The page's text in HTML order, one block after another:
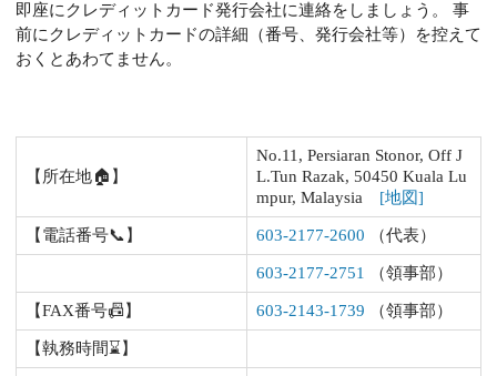
即座にクレディットカード発行会社に連絡をしましょう。 事
前にクレディットカードの詳細（番号、発行会社等）を控えて
おくとあわてません。
【所在地🏠】
No.11, Persiaran Stonor, Off J
L.Tun Razak, 50450 Kuala Lu
mpur, Malaysia [地図]
【電話番号📞】 603-2177-2600 （代表）
603-2177-2751 （領事部）
【FAX番号📠】 603-2143-1739 （領事部）
【執務時間⌛】